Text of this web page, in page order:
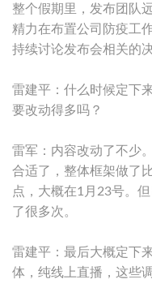
整个假期里，发布团队
精力在布置公司防疫工
持续讨论发布会相关的决
雷建平：什么时候定下
要改动得多吗？
雷军：内容改动了不少
合适了，整体框架做了
点，大概在1月23号。
了很多次。
雷建平：最后大概定下
体，纯线上直播，这些